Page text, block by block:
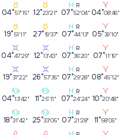
04°57'15" 12°23'21"
R
07°52'04" 04°08'46"
19°51'11" 27°19'37"
R
07°44'13" 05°39'10"
04°47'29" 12°13'43"
R
07°36'20" 07°11'19"
19°37'22" 26°57'35"
R
07°29'28" 08°45'12"
04°13'42" 11°25'11"
R
07°24'24" 10°20'48"
18°31'42" 25°33'05"
R
07°21'28" 11°58'06"